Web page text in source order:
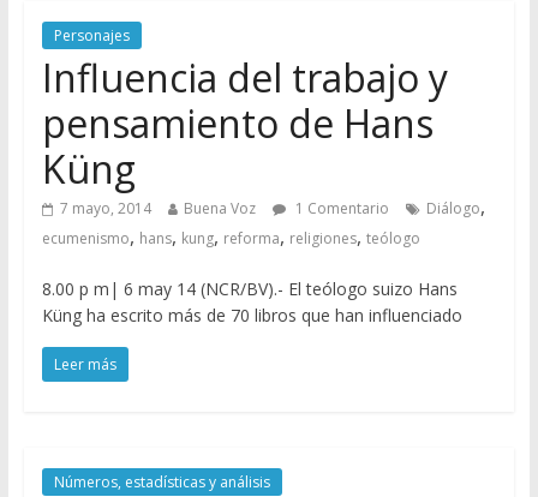
Personajes
Influencia del trabajo y
pensamiento de Hans
Küng
7 mayo, 2014 Buena Voz 1 Comentario Diálogo,
ecumenismo, hans, kung, reforma, religiones, teólogo
8.00 p m| 6 may 14 (NCR/BV).- El teólogo suizo Hans
Küng ha escrito más de 70 libros que han influenciado
Leer más
Números, estadísticas y análisis